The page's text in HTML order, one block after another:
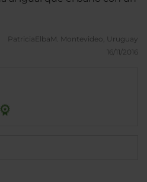
PatriciaElbaM. Montevideo, Uruguay
16/11/2016